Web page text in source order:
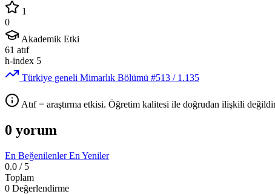
1
0
Akademik Etki
61 atıf
h-index 5
Türkiye geneli Mimarlık Bölümü #513 / 1.135
Atıf = araştırma etkisi. Öğretim kalitesi ile doğrudan ilişkili
0 yorum
En BeğenilenlerEn Yeniler
0.0 / 5
Toplam
0 Değerlendirme